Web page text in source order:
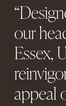
our
Essex,
appeal